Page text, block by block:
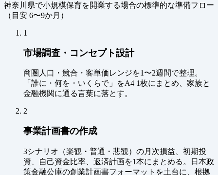
神奈川県で小規模保育を開業する場合の標準的な準備フロー
（ 目安 6〜9か月 ）
1
市場調査・コンセプト設計
商圏人口・競合・客単価レンジを1〜2週間で整理。
「誰に・何を・いくらで」をA4 1枚にまとめ、家族と
金融機関に通る言葉に落とす。
2
事業計画書の作成
3シナリオ（楽観・普通・悲観）の月次損益、初期投
資、自己資金比率、返済計画を1本にまとめる。日本政
策金融公庫の創業計画書フォーマットを土台に、根拠